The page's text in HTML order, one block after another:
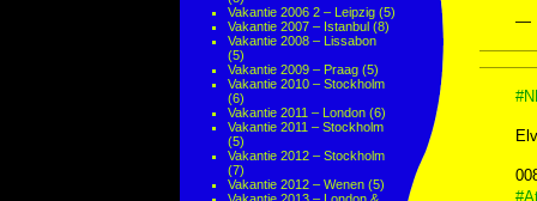
Vakantie 2006 2 – Leipzig (5)
Vakantie 2007 – Istanbul (8)
Vakantie 2008 – Lissabon
(5)
Vakantie 2009 – Praag (5)
Vakantie 2010 – Stockholm
(6)
Vakantie 2011 – London (6)
Vakantie 2011 – Stockholm
(5)
Vakantie 2012 – Stockholm
(7)
Vakantie 2012 – Wenen (5)
—